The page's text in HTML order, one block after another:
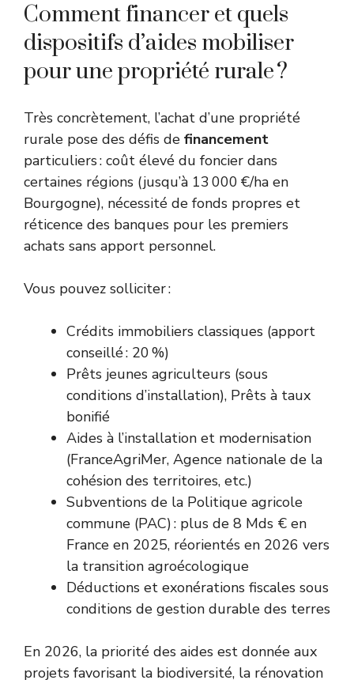
Comment financer et quels
dispositifs d’aides mobiliser
pour une propriété rurale ?
Très concrètement, l’achat d’une propriété
rurale pose des défis de financement
particuliers : coût élevé du foncier dans
certaines régions (jusqu’à 13 000 €/ha en
Bourgogne), nécessité de fonds propres et
réticence des banques pour les premiers
achats sans apport personnel.
Vous pouvez solliciter :
Crédits immobiliers classiques (apport
conseillé : 20 %)
Prêts jeunes agriculteurs (sous
conditions d’installation), Prêts à taux
bonifié
Aides à l’installation et modernisation
(FranceAgriMer, Agence nationale de la
cohésion des territoires, etc.)
Subventions de la Politique agricole
commune (PAC) : plus de 8 Mds € en
France en 2025, réorientés en 2026 vers
la transition agroécologique
Déductions et exonérations fiscales sous
conditions de gestion durable des terres
En 2026, la priorité des aides est donnée aux
projets favorisant la biodiversité, la rénovation